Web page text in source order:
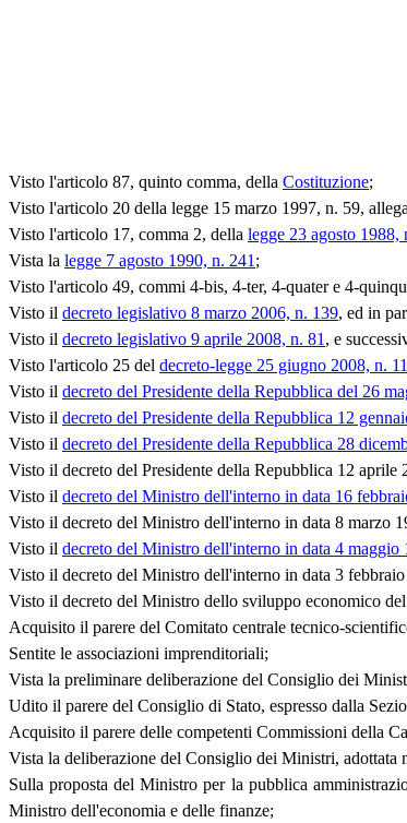
Visto l'articolo 87, quinto comma, della Costituzione;
Visto l'articolo 20 della legge 15 marzo 1997, n. 59,
Visto l'articolo 17, comma 2, della legge 23 agosto 1988,
Vista la legge 7 agosto 1990, n. 241 ;
Visto l'articolo 49, commi 4-bis, 4-ter, 4-quater e 4-
Visto il decreto legislativo 8 marzo 2006, n. 139, ed in
Visto il decreto legislativo 9 aprile 2008, n. 81 , e
Visto l'articolo 25 del decreto-legge 25 giugno 2008, n.
Visto il decreto del Presidente della Repubblica del 26
Visto il decreto del Presidente della Repubblica 12
Visto il decreto del Presidente della Repubblica 28
Visto il decreto del Presidente della Repubblica 12 aprile
Visto il decreto del Ministro dell'interno in data 16
Visto il decreto del Ministro dell'interno in data 8 marzo
Visto il decreto del Ministro dell'interno in data 4 maggio
Visto il decreto del Ministro dell'interno in data 3
Visto il decreto del Ministro dello sviluppo economico
Acquisito il parere del Comitato centrale tecnico-
Sentite le associazioni imprenditoriali;
Vista la preliminare deliberazione del Consiglio dei
Udito il parere del Consiglio di Stato, espresso dalla
Acquisito il parere delle competenti Commissioni della
Vista la deliberazione del Consiglio dei Ministri, adottata
Sulla proposta del Ministro per la pubblica
Ministro dell'economia e delle finanze;